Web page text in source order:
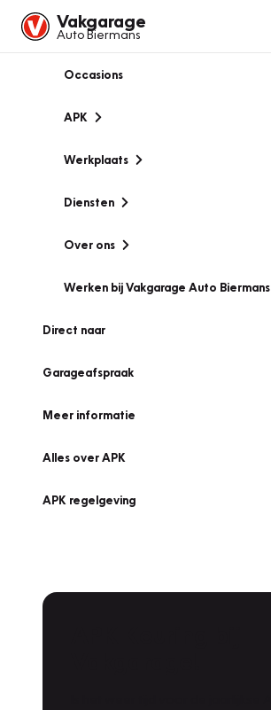
Vakgarage
Auto Biermans
Occasions
APK
Werkplaats
Diensten
Over ons
Werken bij Vakgarage Auto Biermans
Direct naar
Garageafspraak
Meer informatie
Alles over APK
APK regelgeving